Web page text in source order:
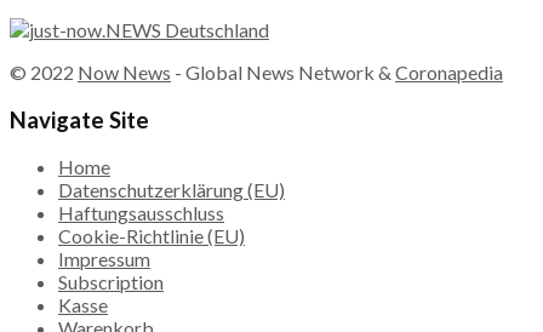
© 2022 Now News - Global News Network & Coronapedia
Navigate Site
Home
Datenschutzerklärung (EU)
Haftungsausschluss
Cookie-Richtlinie (EU)
Impressum
Subscription
Kasse